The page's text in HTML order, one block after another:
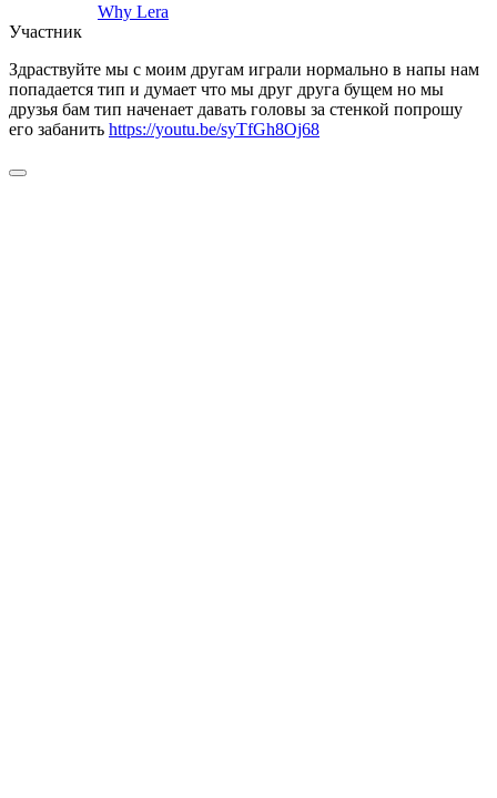
Why Lera
Участник
Здраствуйте мы с моим другам играли нормально в напы нам
попадается тип и думает что мы друг друга бущем но мы
друзья бам тип наченает давать головы за стенкой попрошу
его забанить https://youtu.be/syTfGh8Oj68